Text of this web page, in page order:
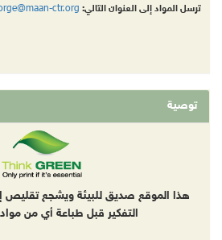
ترسل المواد إلى العنوان التالي: ctr.org
توصية
هذا الموقع صديق للبيئة ويشجع تقليص
التفكير قبل طباعة أي من